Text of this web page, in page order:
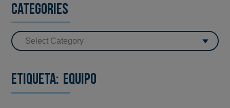
Categories
Etiqueta: equipo